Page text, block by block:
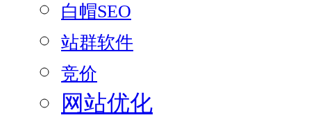
白帽SEO
站群软件
竞价
网站优化